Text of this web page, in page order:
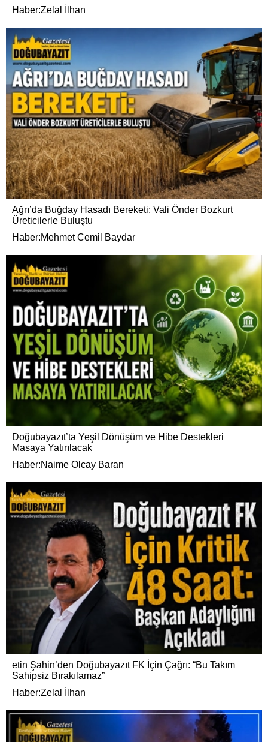
Haber:Zelal İlhan
Ağrı’da Buğday Hasadı Bereketi: Vali Önder Bozkurt
Üreticilerle Buluştu
Haber:Mehmet Cemil Baydar
Doğubayazıt’ta Yeşil Dönüşüm ve Hibe Destekleri
Masaya Yatırılacak
Haber:Naime Olcay Baran
etin Şahin’den Doğubayazıt FK İçin Çağrı: “Bu Takım
Sahipsiz Bırakılamaz”
Haber:Zelal İlhan